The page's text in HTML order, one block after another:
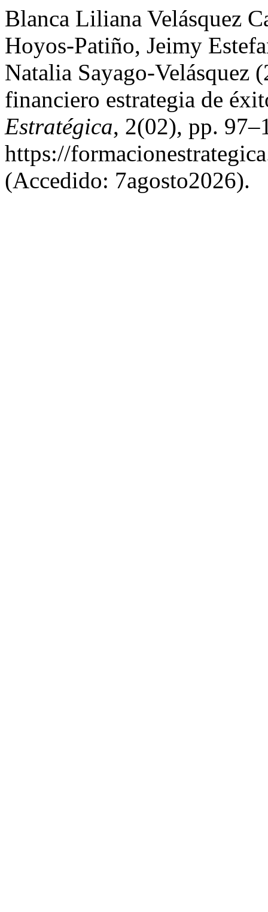
Blanca Liliana Velásquez
Hoyos-Patiño, Jeimy
Natalia Sayago-Velásquez
financiero estrategia de
Estratégica, 2(02), pp.
https://
(Accedido: 7agosto2026).